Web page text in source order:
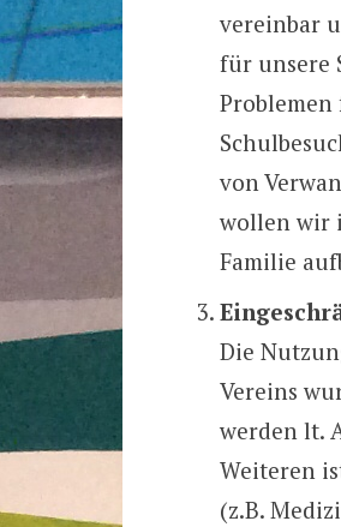
vereinbar
für unsere
Problemen
von
wollen wir
Familie
Die
Vereins
werden lt.
Weiteren
(z.B.